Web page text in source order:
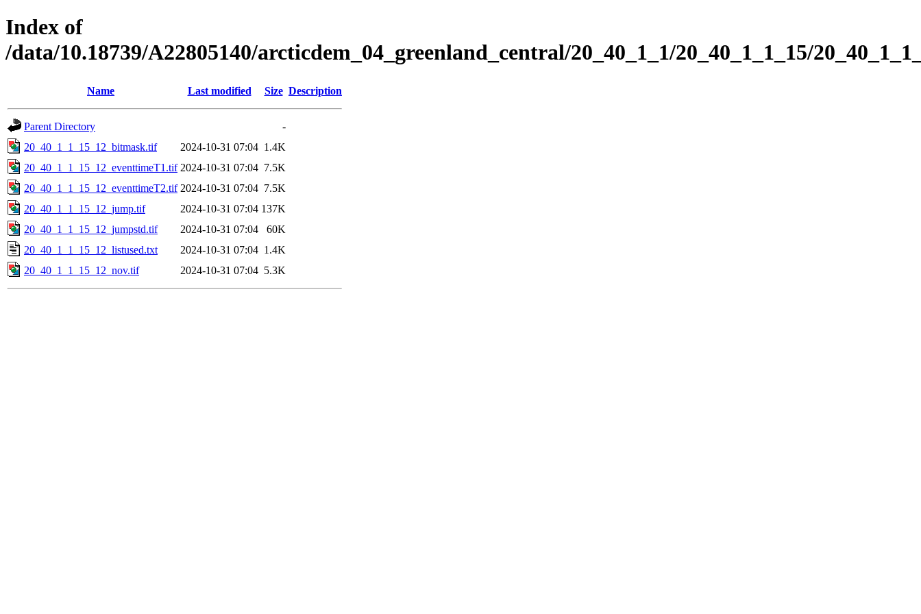
Index of
/data/10.18739/A22805140/arcticdem_04_greenland_central/20_40_1_1/20_40_1_1_15/
Name Last modified Size Description
Parent Directory
-
20_40_1_1_15_12_bitmask.tif
2024-10-31 07:04 1.4K
20_40_1_1_15_12_eventtimeT1.tif 2024-10-31 07:04 7.5K
20_40_1_1_15_12_eventtimeT2.tif 2024-10-31 07:04 7.5K
20_40_1_1_15_12_jump.tif
2024-10-31 07:04 137K
20_40_1_1_15_12_jumpstd.tif
2024-10-31 07:04
60K
20_40_1_1_15_12_listused.txt
2024-10-31 07:04 1.4K
20_40_1_1_15_12_nov.tif
2024-10-31 07:04 5.3K